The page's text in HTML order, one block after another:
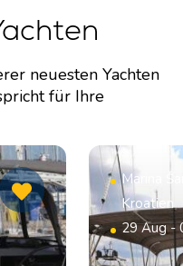
neuesten Yachten
für Ihre
Marina
Kroatien
29 Aug -